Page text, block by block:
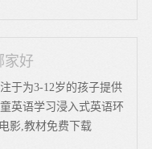
家好
于为3-12岁的孩子提供
英语学习浸入式英语环
影,教材免费下载